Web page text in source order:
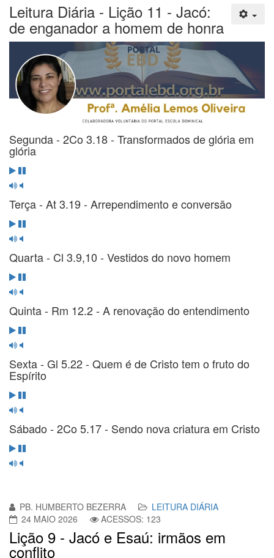
Leitura Diária - Lição 11 - Jacó:
de enganador a homem de honra
Segunda - 2Co 3.18 - Transformados de glória em
glória
Terça - At 3.19 - Arrependimento e conversão
Quarta - Cl 3.9,10 - Vestidos do novo homem
Quinta - Rm 12.2 - A renovação do entendimento
Sexta - Gl 5.22 - Quem é de Cristo tem o fruto do
Espírito
Sábado - 2Co 5.17 - Sendo nova criatura em Cristo
PB. HUMBERTO BEZERRA
LEITURA DIÁRIA
24 MAIO 2026
ACESSOS: 123
Lição 9 - Jacó e Esaú: irmãos em
conflito